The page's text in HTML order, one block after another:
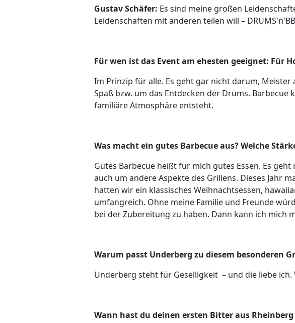
Gustav Schäfer: Es sind meine großen
Leidenschaften mit anderen teilen will –
Für wen ist das Event am ehesten geeignet: Für
Im Prinzip für alle. Es geht gar nicht darum,
Spaß bzw. um das Entdecken der Drums.
familiäre Atmosphäre entsteht.
Was macht ein gutes Barbecue aus? Welche
Gutes Barbecue heißt für mich gutes Essen. Es
auch um andere Aspekte des Grillens. Dieses Jahr
hatten wir ein klassisches Weihnachtsessen,
umfangreich. Ohne meine Familie und Freunde
bei der Zubereitung zu haben. Dann kann ich mich
Warum passt Underberg zu diesem besonderen
Underberg steht für Geselligkeit – und die liebe
Wann hast du deinen ersten Bitter aus